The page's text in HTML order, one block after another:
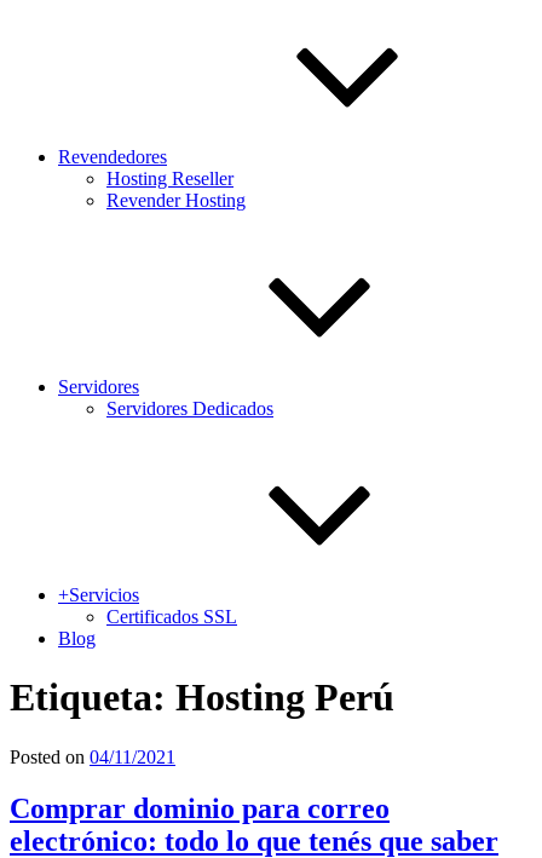
Revendedores
Hosting Reseller
Revender Hosting
Servidores
Servidores Dedicados
+Servicios
Certificados SSL
Blog
Etiqueta: Hosting Perú
Posted on 04/11/2021
Comprar dominio para correo
electrónico: todo lo que tenés que saber